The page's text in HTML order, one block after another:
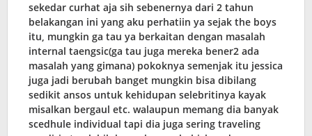
sekedar curhat aja sih sebenernya dari 2 tahun
belakangan ini yang aku perhatiin ya sejak the boys
itu, mungkin ga tau ya berkaitan dengan masalah
internal taengsic(ga tau juga mereka bener2 ada
masalah yang gimana) pokoknya semenjak itu jessica
juga jadi berubah banget mungkin bisa dibilang
sedikit ansos untuk kehidupan selebritinya kayak
misalkan bergaul etc. walaupun memang dia banyak
scedhule individual tapi dia juga sering traveling